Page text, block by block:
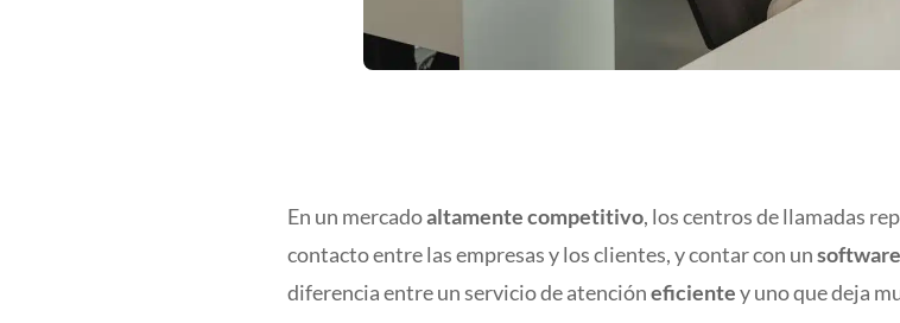
En un mercadoaltamente competitivo, los centros de llamadas
contacto entre las empresas y los clientes, y contar con un
diferencia entre un servicio de atencióneficientey uno que deja